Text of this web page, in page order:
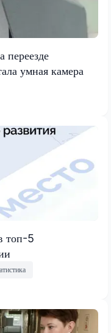
переезде
умная камера
топ-5